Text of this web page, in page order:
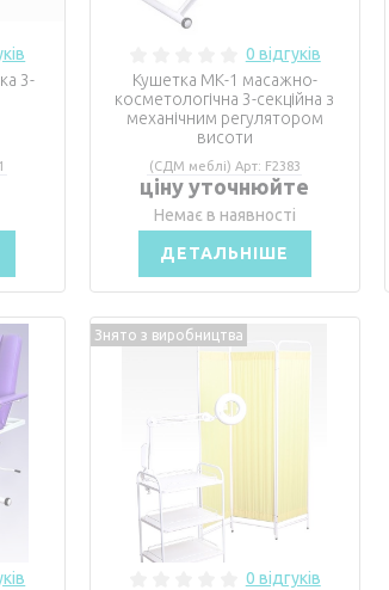
3-
0 відгуків
Кушетка МК-1 масажно-
косметологічна 3-секційна з
механічним регулятором
висоти
(СДМ меблі) Арт: F2383
ціну уточнюйте
Немає в наявності
ДЕТАЛЬНІШЕ
Знято з виробництва
0 відгуків